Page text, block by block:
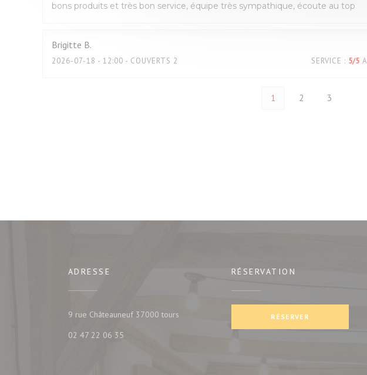
bons produits et très bon service, équipe très sympathique, écoute au top
Brigitte B
2026-07-18 - 12:00 - COUVERTS 2 SERVICE : 5/5
1 2 3
ADRESSE
9 rue Châteauneuf 37000 tours((ouvre une nouvelle fenêtre))
02 47 22 06 35
RÉSERVATION
RÉSERVER